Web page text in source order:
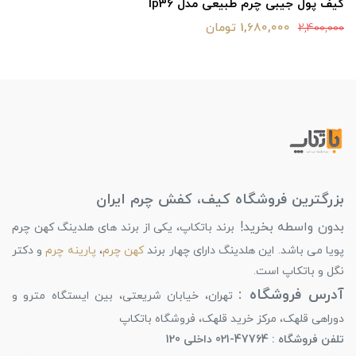
کیف پول جیبی چرم طبیعی مدل lp36
2,400,000 1,680,000 تومان
بزرگترین فروشگاه کیف، کفش چرم ایران
بدون واسطه بخرید! برند باتکاپ، یکی از برند های هلدینگ کهن چرم
پویا می باشد. این هلدینگ دارای چهار برندکهن چرم، پارینه چرمو دکتر
نگل و باتکاپ است.
آدرس فروشگاه : تهران، خیابان شریعتی، بین ایستگاه مترو و
دوراهی قلهک، مرکز خرید قلهک، فروشگاه باتکاپ
تلفن فروشگاه : 47764-021 داخلی 120